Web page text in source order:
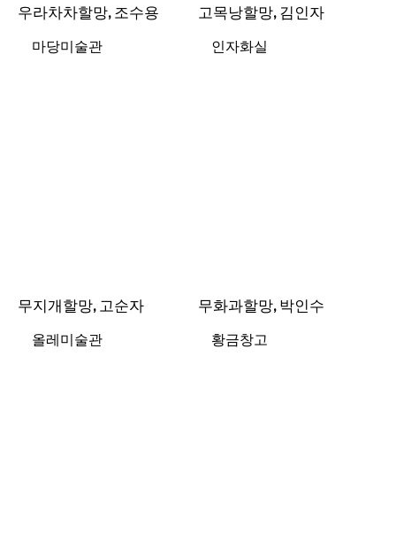
우라차차할망, 조수용
마당미술관
고목낭할망, 김인자
인자화실
무지개할망, 고순자
올레미술관
무화과할망, 박인수
황금창고